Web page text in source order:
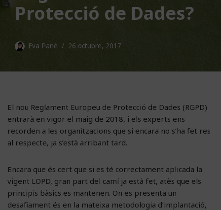
Protecció de Dades?
Eva Pané 26 octubre, 2017
El nou Reglament Europeu de Protecció de Dades (RGPD)
entrarà en vigor el maig de 2018, i els experts ens
recorden a les organitzacions que si encara no s’ha fet res
al respecte, ja s’està arribant tard.
Encara que és cert que si es té correctament aplicada la
vigent LOPD, gran part del camí ja està fet, atès que els
principis bàsics es mantenen. On es presenta un
desafiament és en la mateixa metodologia d’implantació,